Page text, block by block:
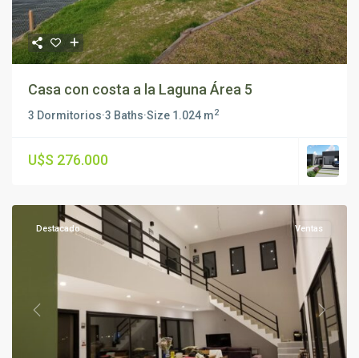
Casa con costa a la Laguna Área 5
3 Dormitorios·3 Baths·Size 1.024 m2
U$S 276.000
Previous Next
Destacado Ventas